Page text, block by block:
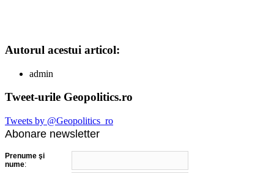
Autorul acestui articol:
admin
Tweet-urile Geopolitics.ro
Tweets by @Geopolitics_ro
Abonare newsletter
Prenume şi
nume: